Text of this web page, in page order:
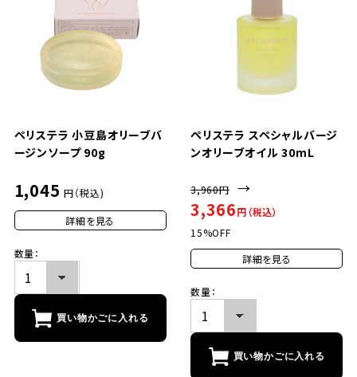
ペリステラ 小豆島オリーブバ
ージンソープ 90g
1,045 円（税込)
詳細を見る
数量：
買い物かごに入れる
ペリステラ スペシャルバージ
ンオリーブオイル 30mL
3,960円 →
3,366円（税込）
15%OFF
詳細を見る
数量：
買い物かごに入れる